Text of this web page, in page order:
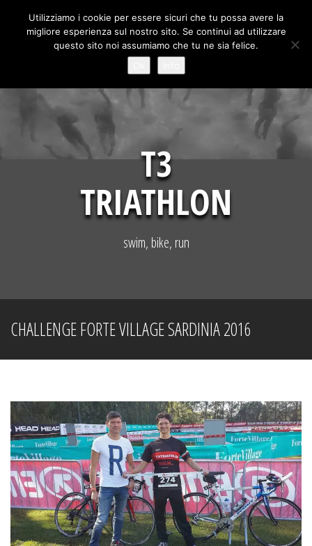
content
T3
TRIATHLON
swim, bike, run
CHALLENGE FORTE VILLAGE SARDINIA 2016
Utilizziamo i cookie per essere sicuri che tu possa avere la
migliore esperienza sul nostro sito. Se continui ad utilizzare
questo sito noi assumiamo che tu ne sia felice.